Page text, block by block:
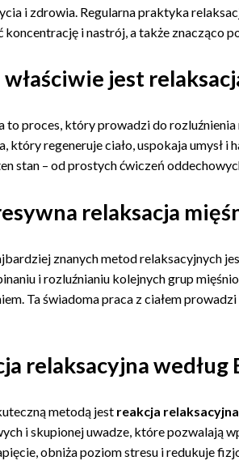
i zdrowia. Regularna praktyka
koncentrację i nastrój, a także znacząco
właściwie jest
to proces, który prowadzi do
który regeneruje ciało, uspokaja umysł
stan – od prostych ćwiczeń
relaksacja
znanych metod relaksacyjnych
i rozluźnianiu kolejnych grup
Ta świadoma praca z ciałem
relaksacyjna według
metodą jest reakcja relaksacyjna
i skupionej uwadze, które pozwalają
obniża poziom stresu i redukuje